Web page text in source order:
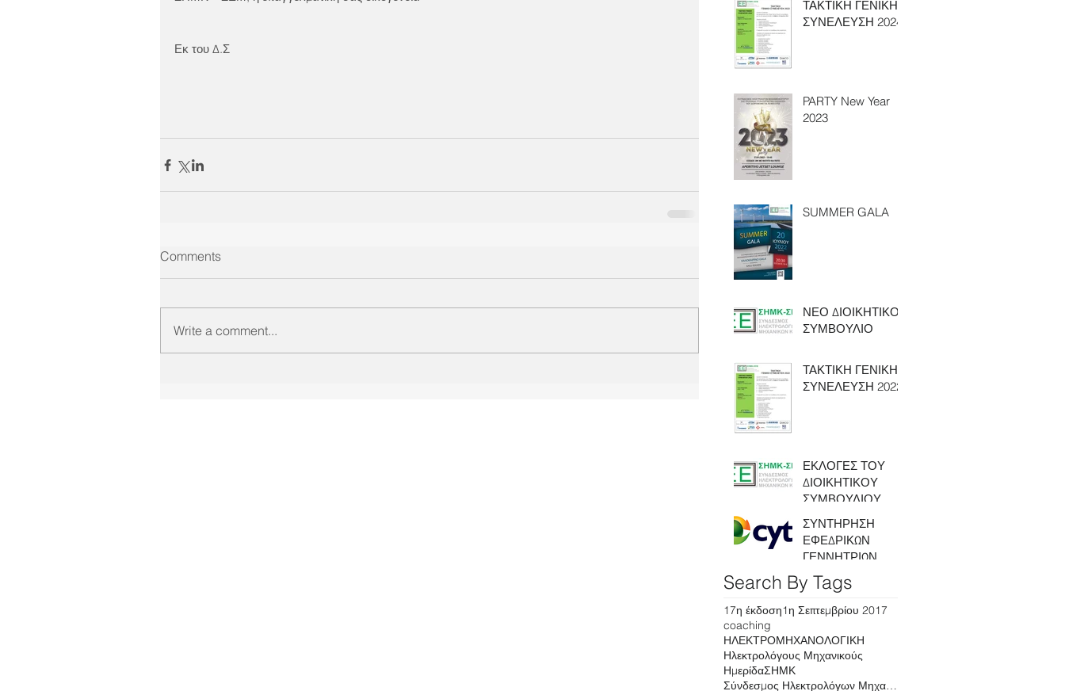
Εκ του Δ.Σ
Comments
Write a comment...
ΤΑΚΤΙΚΗ ΓΕΝΙΚΗ
ΣΥΝΕΛΕΥΣΗ 2024
PARTY New Year
2023
SUMMER GALA
ΝΕΟ ΔΙΟΙΚΗΤΙΚΟ
ΣΥΜΒΟΥΛΙΟ
ΤΑΚΤΙΚΗ ΓΕΝΙΚΗ
ΣΥΝΕΛΕΥΣΗ 2022
ΕΚΛΟΓΕΣ ΤΟΥ
ΔΙΟΙΚΗΤΙΚΟΥ
ΣΥΜΒΟΥΛΙΟΥ
ΑΝΟΙΚΤΗ
ΠΡΟΣΚΛΗΣΗ
ΜΕΛΗ ΓΙΑ ΤΗΝ
ΣΥΝΤΗΡΗΣΗ
ΕΦΕΔΡΙΚΩΝ
ΓΕΝΝΗΤΡΙΩΝ,
ΠΑΓΚΥΠΡΙΑ -
CYTA
Search By Tags
17η έκδοση1η Σεπτεμβρίου 2017
coaching
ΗΛΕΚΤΡΟΜΗΧΑΝΟΛΟΓΙΚΗ
Ηλεκτρολόγους Μηχανικούς
ΗμερίδαΣΗΜΚ
Σύνδεσμος Ηλεκτρολόγων Μηχανικών Κύπρου